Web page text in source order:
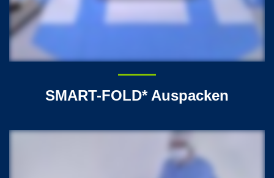
SMART-FOLD* Auspacken